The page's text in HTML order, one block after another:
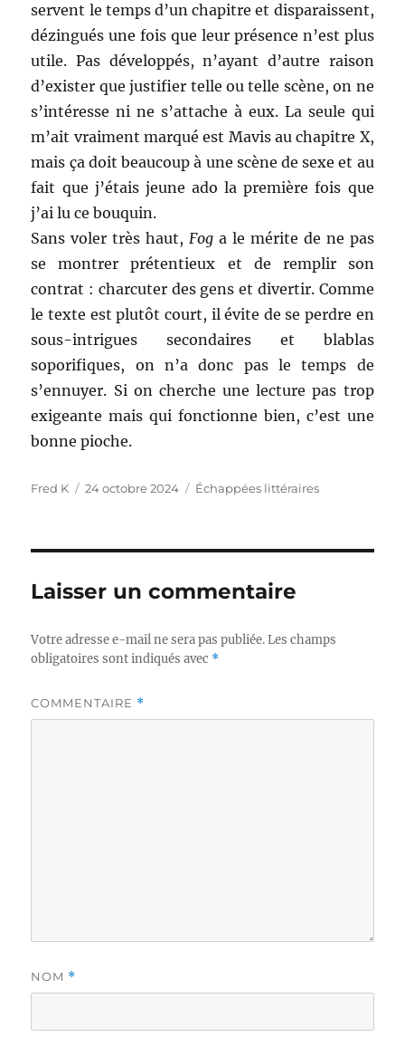
servent le temps d’un chapitre et disparaissent,
dézingués une fois que leur présence n’est plus
utile. Pas développés, n’ayant d’autre raison
d’exister que justifier telle ou telle scène, on ne
s’intéresse ni ne s’attache à eux. La seule qui
m’ait vraiment marqué est Mavis au chapitre X,
mais ça doit beaucoup à une scène de sexe et au
fait que j’étais jeune ado la première fois que
j’ai lu ce bouquin.
Sans voler très haut,Fog a le mérite de ne pas
se montrer prétentieux et de remplir son
contrat : charcuter des gens et divertir. Comme
le texte est plutôt court, il évite de se perdre en
sous-intrigues secondaires et blablas
soporifiques, on n’a donc pas le temps de
s’ennuyer. Si on cherche une lecture pas trop
exigeante mais qui fonctionne bien, c’est une
bonne pioche.
Auteur
Fred K
Publié
24 octobre 2024 Catégories
Échappées littéraires
Laisser un commentaire
Votre adresse e-mail ne sera pas publiée. Les champs
obligatoires sont indiqués avec *
COMMENTAIRE *
NOM *